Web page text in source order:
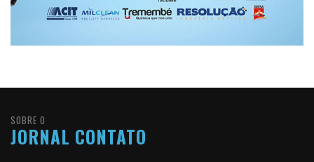
SOBRE O
JORNAL CONTATO